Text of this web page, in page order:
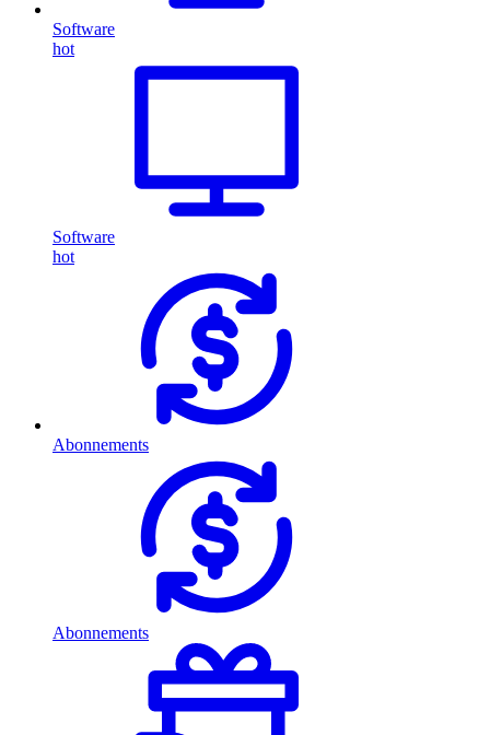
Software
hot
Software
hot
Abonnements
Abonnements